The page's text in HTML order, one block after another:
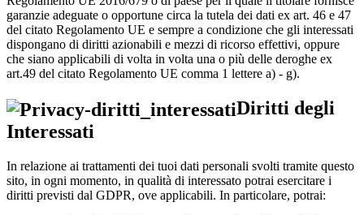
garanzie adeguate o opportune circa la tutela dei dati ex art. 46 e 47
del citato Regolamento UE e sempre a condizione che gli interessati
dispongano di diritti azionabili e mezzi di ricorso effettivi, oppure
che siano applicabili di volta in volta una o più delle deroghe ex
art.49 del citato Regolamento UE comma 1 lettere a) - g).
Diritti degli
Interessati
In relazione ai trattamenti dei tuoi dati personali svolti tramite questo
sito, in ogni momento, in qualità di interessato potrai esercitare i
diritti previsti dal GDPR, ove applicabili. In particolare, potrai: